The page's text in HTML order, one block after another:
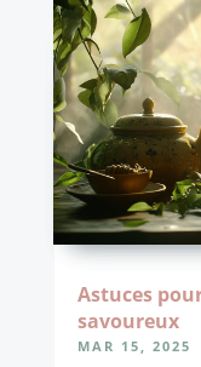
Astuces
savoureux
MAR 15, 2025